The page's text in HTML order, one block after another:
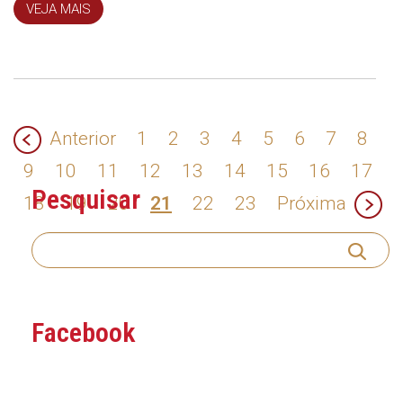
VEJA MAIS
Anterior 1 2 3 4 5 6 7
8
9
10 11 12 13 14 15 16
17
18
19 20 21 22 23 Próxima
Pesquisar
Facebook